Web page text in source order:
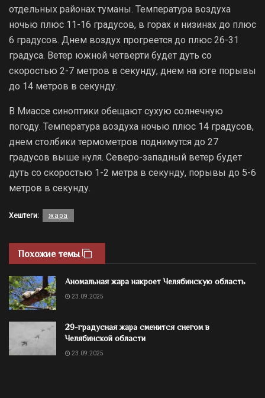
отдельных районах туманы. Температура воздуха
ночью плюс 11-16 градусов, в горах и низинах до плюс
6 градусов. Днем воздух прогреется до плюс 26-31
градуса. Ветер южной четверти будет дуть со
скоростью 2-7 метров в секунду, днем на юге порывы
до 14 метров в секунду.
В Миассе синоптики обещают сухую солнечную
погоду. Температура воздуха ночью плюс 14 градусов,
днем столбики термометров поднимутся до 27
градусов выше нуля. Северо-западный ветер будет
дуть со скоростью 1-2 метра в секунду, порывы до 5-6
метров в секунду.
Хештеги: жара
Похожие темы
Аномальная жара накроет Челябинскую область
23.09.2025
29-градусная жара сменится снегом в
Челябинской области
23.09.2025